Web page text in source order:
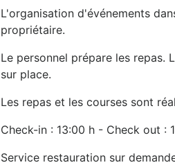
L'organisation d'événements
propriétaire.
Le personnel prépare les repas.
sur place.
Les repas et les courses sont
Check-in : 13:00 h - Check out :
Service restauration sur